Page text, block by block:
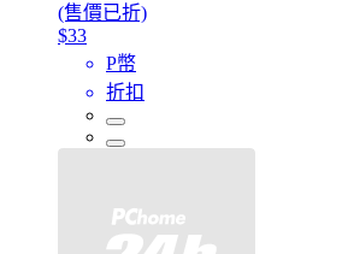
(售價已折)
$33
P幣
折扣